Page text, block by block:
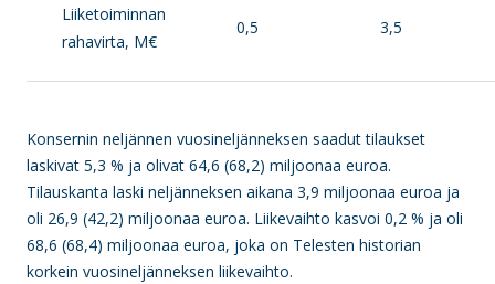
Liiketoiminnan
rahavirta, M€
0,5 3,5
Konsernin neljännen vuosineljänneksen saadut tilaukset
laskivat 5,3 % ja olivat 64,6 (68,2) miljoonaa euroa.
Tilauskanta laski neljänneksen aikana 3,9 miljoonaa euroa ja
oli 26,9 (42,2) miljoonaa euroa. Liikevaihto kasvoi 0,2 % ja oli
68,6 (68,4) miljoonaa euroa, joka on Telesten historian
korkein vuosineljänneksen liikevaihto.